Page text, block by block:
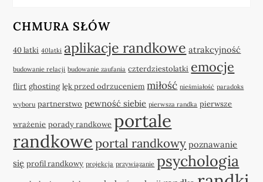
CHMURA SŁÓW
40 latki 40latki aplikacje randkowe atrakcyjność
budowanie relacji budowanie zaufania czterdziestolatki emocje
flirt ghosting lęk przed odrzuceniem miłość nieśmiałość paradoks
wyboru partnerstwo pewność siebie pierwsza randka pierwsze
wrażenie porady randkowe portale
randkowe portal randkowy poznawanie
się profil randkowy projekcja przywiązanie psychologia